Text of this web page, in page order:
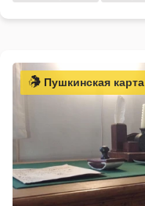
Пушкинская карта